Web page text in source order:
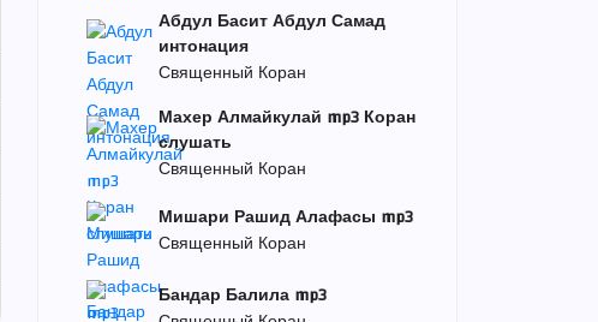
Абдул Басит Абдул Самад
интонация
Священный Коран
Махер Алмайкулай mp3 Коран
слушать
Священный Коран
Мишари Рашид Алафасы mp3
Священный Коран
Бандар Балила mp3